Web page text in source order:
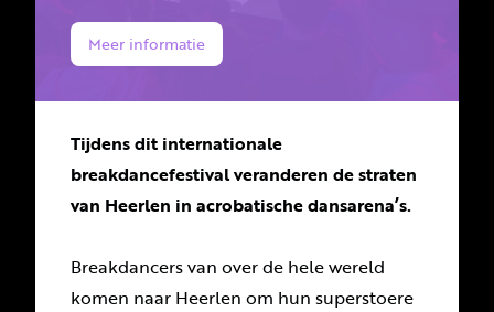
Tijdens dit internationale
breakdancefestival veranderen de straten
van Heerlen in acrobatische dansarena’s.
Breakdancers van over de hele wereld
komen naar Heerlen om hun superstoere
Meer informatie